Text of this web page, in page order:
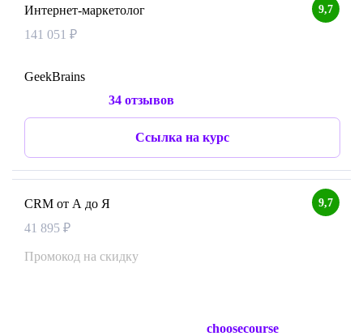
9,7
Интернет-маркетолог
141 051 ₽
GeekBrains
34 отзывов
Ссылка на курс
9,7
CRM от А до Я
41 895 ₽
Промокод на скидку
choosecourse